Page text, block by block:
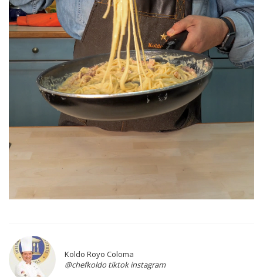
Koldo Royo Coloma
@chefkoldo tiktok instagram